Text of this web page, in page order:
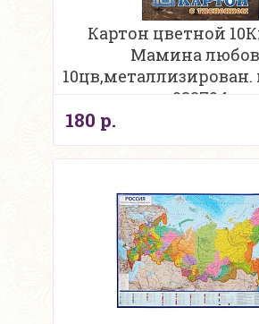
Картон цветной
Мамина
10цв,металлизирован.
033724
180 р.